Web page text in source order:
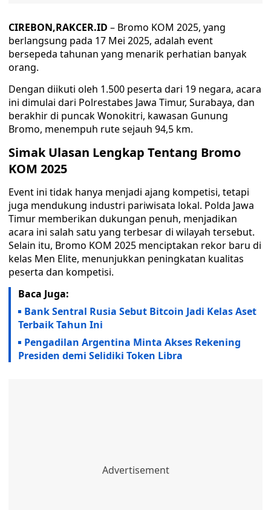
CIREBON,RAKCER.ID – Bromo KOM 2025, yang
berlangsung pada 17 Mei 2025, adalah event
bersepeda tahunan yang menarik perhatian banyak
orang.
Dengan diikuti oleh 1.500 peserta dari 19 negara, acara
ini dimulai dari Polrestabes Jawa Timur, Surabaya, dan
berakhir di puncak Wonokitri, kawasan Gunung
Bromo, menempuh rute sejauh 94,5 km.
Simak Ulasan Lengkap Tentang Bromo
KOM 2025
Event ini tidak hanya menjadi ajang kompetisi, tetapi
juga mendukung industri pariwisata lokal. Polda Jawa
Timur memberikan dukungan penuh, menjadikan
acara ini salah satu yang terbesar di wilayah tersebut.
Selain itu, Bromo KOM 2025 menciptakan rekor baru di
kelas Men Elite, menunjukkan peningkatan kualitas
peserta dan kompetisi.
Baca Juga:
Bank Sentral Rusia Sebut Bitcoin Jadi Kelas Aset
Terbaik Tahun Ini
Pengadilan Argentina Minta Akses Rekening
Presiden demi Selidiki Token Libra